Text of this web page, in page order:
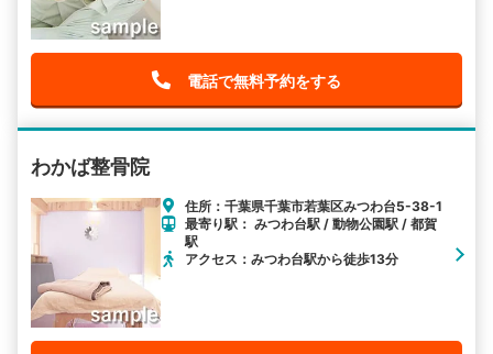
電話で無料予約をする
わかば整骨院
住所：千葉県千葉市若葉区みつわ台5-38-1
最寄り駅： みつわ台駅 / 動物公園駅 / 都賀
駅
アクセス：みつわ台駅から徒歩13分